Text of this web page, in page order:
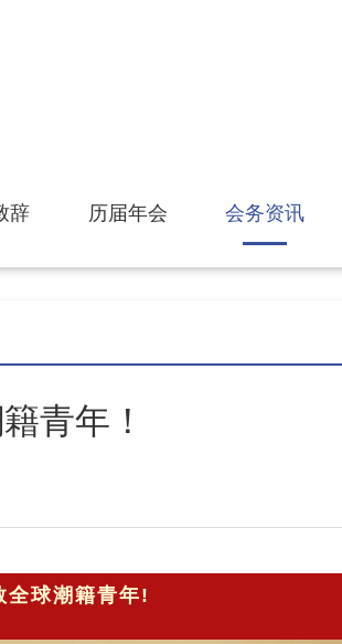
辞 历届年会 会务资讯
青年！
全球潮籍青年!